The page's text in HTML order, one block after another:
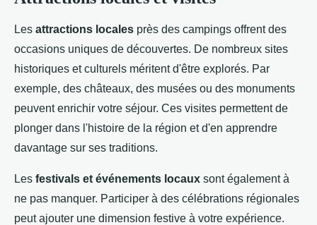
Les attractions locales près des campings offrent des
occasions uniques de découvertes. De nombreux sites
historiques et culturels méritent d'être explorés. Par
exemple, des châteaux, des musées ou des monuments
peuvent enrichir votre séjour. Ces visites permettent de
plonger dans l'histoire de la région et d'en apprendre
davantage sur ses traditions.
Les festivals et événements locaux sont également à
ne pas manquer. Participer à des célébrations régionales
peut ajouter une dimension festive à votre expérience.